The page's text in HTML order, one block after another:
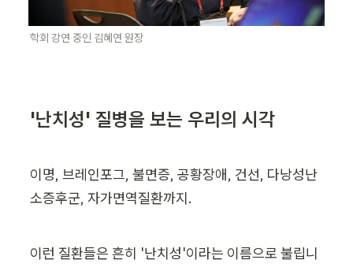
학회 강연 중인 김혜연 원장
'난치성' 질병을 보는 우리의 시각
이명, 브레인포그, 불면증, 공황장애, 건선, 다낭성난
소증후군, 자가면역질환까지.
이런 질환들은 흔히 '난치성'이라는 이름으로 불립니